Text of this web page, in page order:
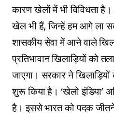
कारण खेलों में भी विविधता
खेल भी हैं, जिन्हें हम आगे ला
शासकीय सेवा में आने वाले
प्रतिभावान खिलाड़ियों को
जाएगा। सरकार ने खिलाड़ियों
शुरू किया है। ‘खेलो इंडिया’
है। इससे भारत को पदक